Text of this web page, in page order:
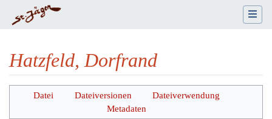
Hatzfeld, Dorfrand
Wechseln zu: Navigation,Suche
Datei Dateiversionen
Dateiverwendung
Metadaten